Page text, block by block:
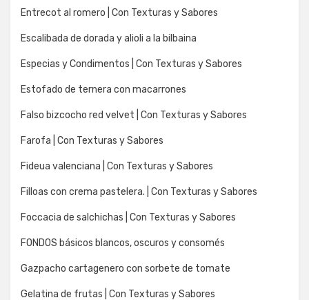
Entrecot al romero | Con Texturas y Sabores
Escalibada de dorada y alioli a la bilbaina
Especias y Condimentos | Con Texturas y Sabores
Estofado de ternera con macarrones
Falso bizcocho red velvet | Con Texturas y Sabores
Farofa | Con Texturas y Sabores
Fideua valenciana | Con Texturas y Sabores
Filloas con crema pastelera. | Con Texturas y Sabores
Foccacia de salchichas | Con Texturas y Sabores
FONDOS básicos blancos, oscuros y consomés
Gazpacho cartagenero con sorbete de tomate
Gelatina de frutas | Con Texturas y Sabores